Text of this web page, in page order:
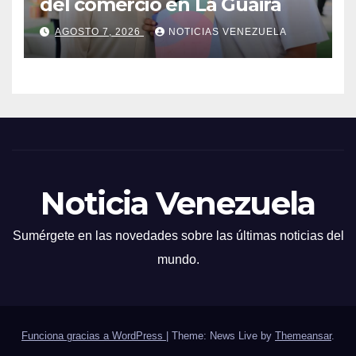
AGOSTO 7, 2026 NOTICIAS VENEZUELA
Noticia Venezuela
Sumérgete en las novedades sobre las últimas noticias del
mundo.
Funciona gracias a WordPress Theme: News Live by Themeansar.